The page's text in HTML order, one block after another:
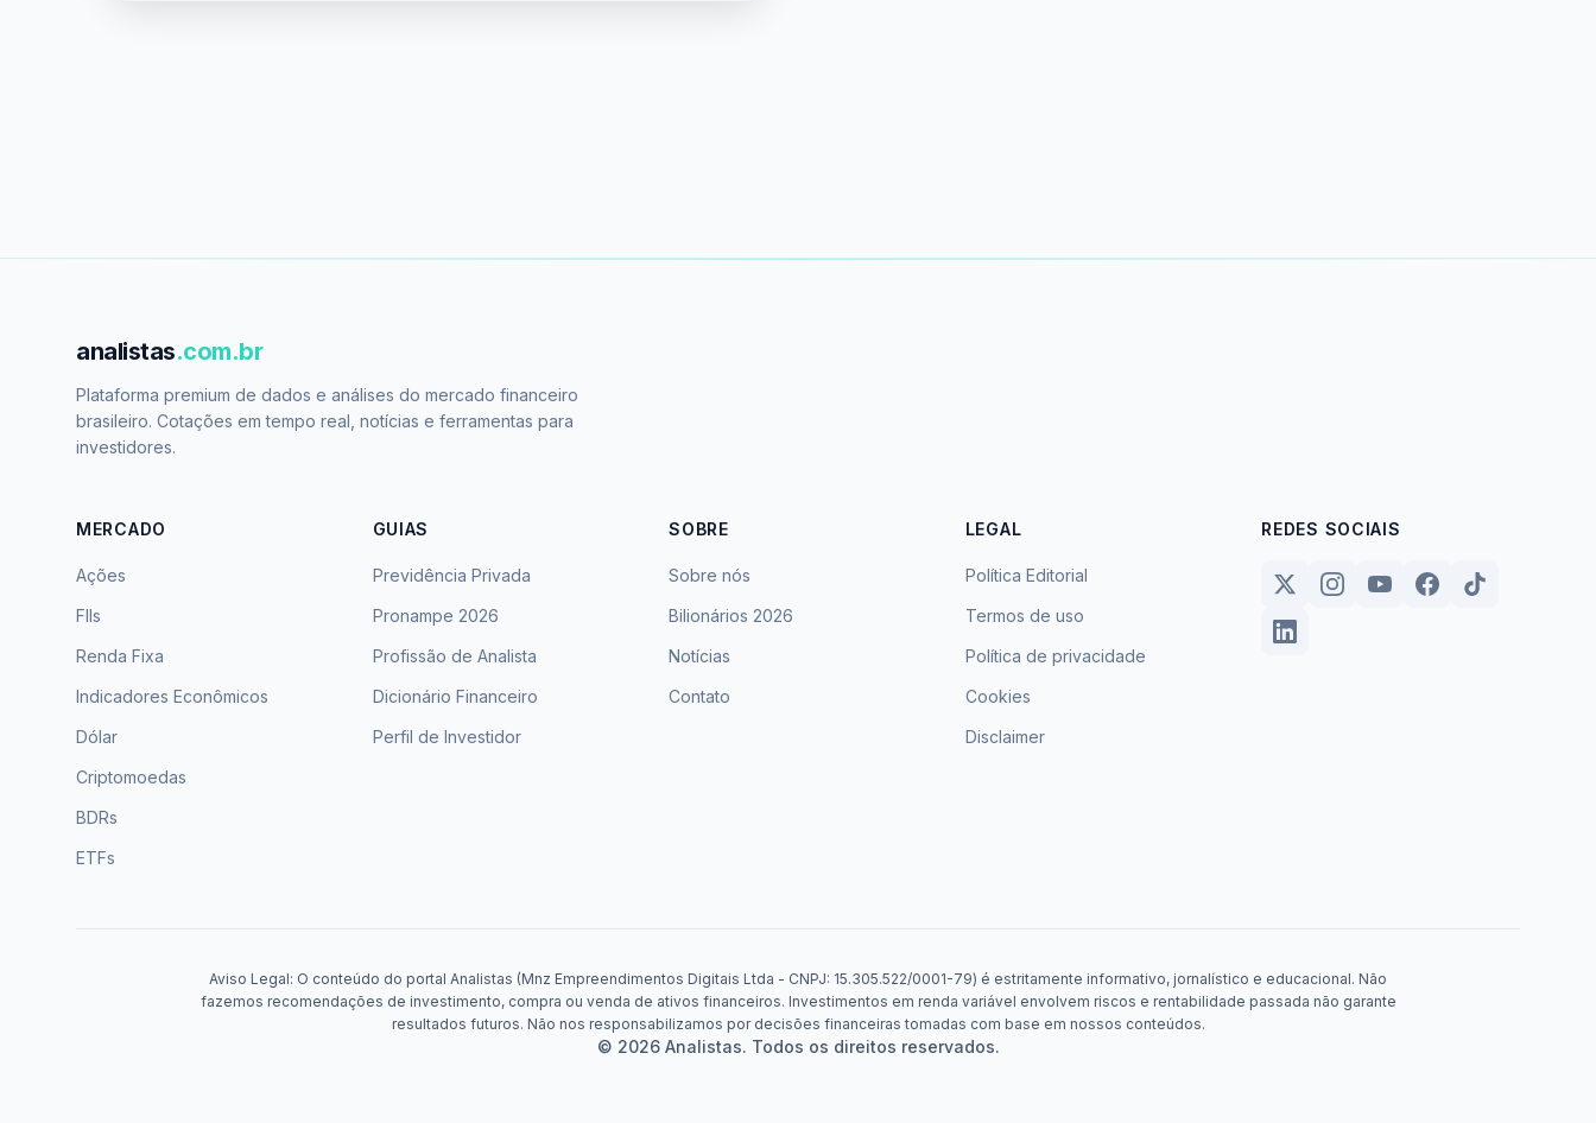
analistas.com.br
Plataforma premium de dados e análises do mercado financeiro
brasileiro. Cotações em tempo real, notícias e ferramentas para
investidores.
MERCADO
Ações
FIIs
Renda Fixa
Indicadores Econômicos
Dólar
Criptomoedas
BDRs
ETFs
GUIAS
Previdência Privada
Pronampe 2026
Profissão de Analista
Dicionário Financeiro
Perfil de Investidor
SOBRE
Sobre nós
Bilionários 2026
Notícias
Contato
LEGAL
Política Editorial
Termos de uso
Política de privacidade
Cookies
Disclaimer
REDES SOCIAIS
Aviso Legal: O conteúdo do portal Analistas (Mnz Empreendimentos Digitais Ltda - CNPJ: 15.305.522/0001-79) é estritamente informativo, jornalístico e educacional. Não
fazemos recomendações de investimento, compra ou venda de ativos financeiros. Investimentos em renda variável envolvem riscos e rentabilidade passada não garante
resultados futuros. Não nos responsabilizamos por decisões financeiras tomadas com base em nossos conteúdos.
© 2026 Analistas. Todos os direitos reservados.